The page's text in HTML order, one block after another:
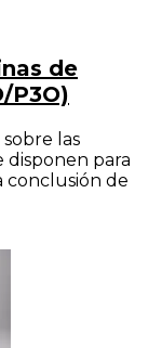
de
P3O)
las
disponen para
conclusión de